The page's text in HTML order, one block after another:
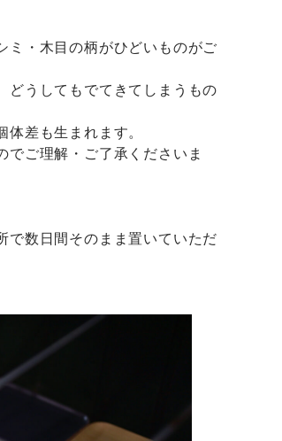
ミ・木目の柄がひどいものがご
どうしてもでてきてしまうもの
差も生まれます。
ご理解・ご了承くださいま
で数日間そのまま置いていただ